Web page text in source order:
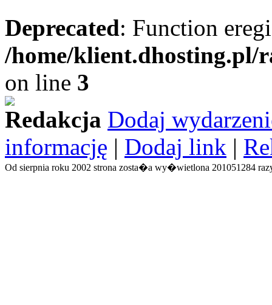
Deprecated: Function
/home/
on line 3
Redakcja Dodaj
informację | Dodaj link |
Od sierpnia roku 2002 strona zosta�a wy�wietlona 201051284